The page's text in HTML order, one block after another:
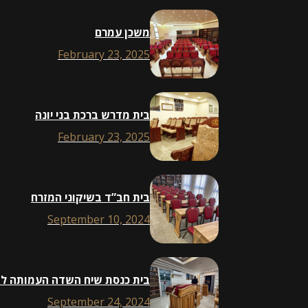
משכן עמרם
February 23, 2025
בית מדרש ברכת בני יונה
February 23, 2025
בית חב”ד בשיקוני המזרח
September 10, 2024
בית כנסת שיח השדה העמותה
September 24, 2024